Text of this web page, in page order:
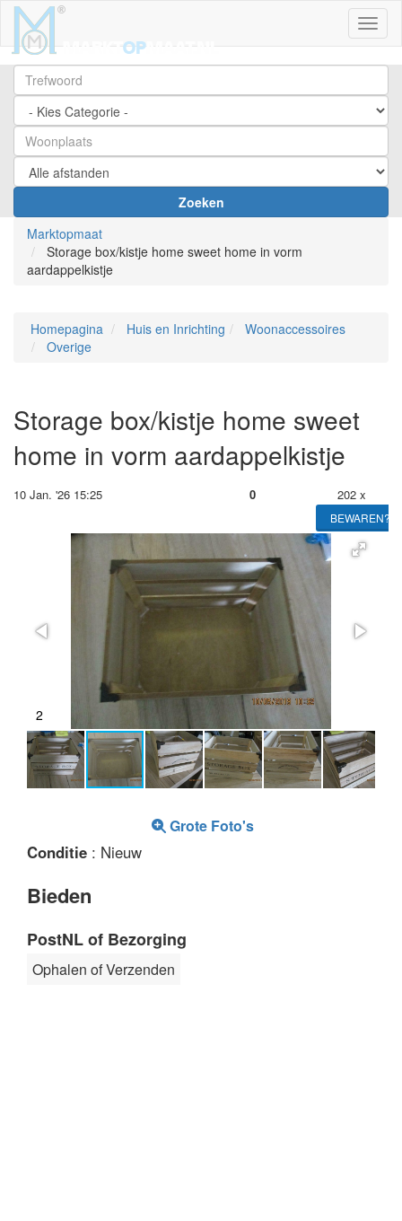
Zoeken
Marktopmaat
Storage box/kistje home sweet home in vorm
aardappelkistje
Homepagina Huis en Inrichting
Woonaccessoires
Overige
Storage box/kistje home sweet
home in vorm aardappelkistje
10 Jan. '26 15:25 0 202 x
BEWAREN?
2
Grote Foto's
Conditie : Nieuw
Bieden
PostNL of Bezorging
Ophalen of Verzenden